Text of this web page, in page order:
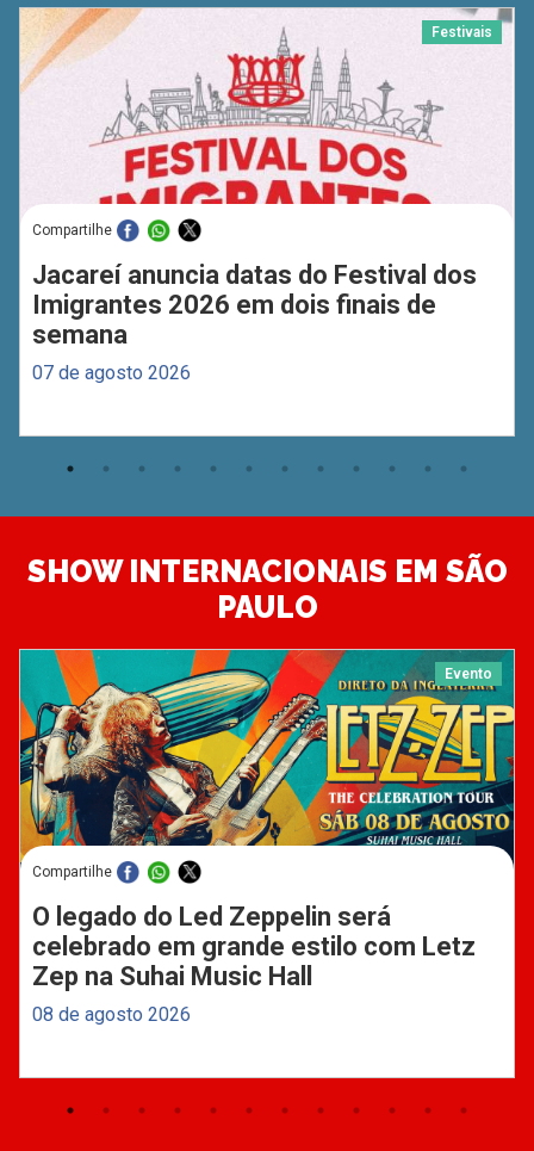
Festivais
Compartilhe
Jacareí anuncia datas do Festival dos
Imigrantes 2026 em dois finais de
semana
07 de agosto 2026
SHOW INTERNACIONAIS EM SÃO
PAULO
Evento
Compartilhe
O legado do Led Zeppelin será
celebrado em grande estilo com Letz
Zep na Suhai Music Hall
08 de agosto 2026